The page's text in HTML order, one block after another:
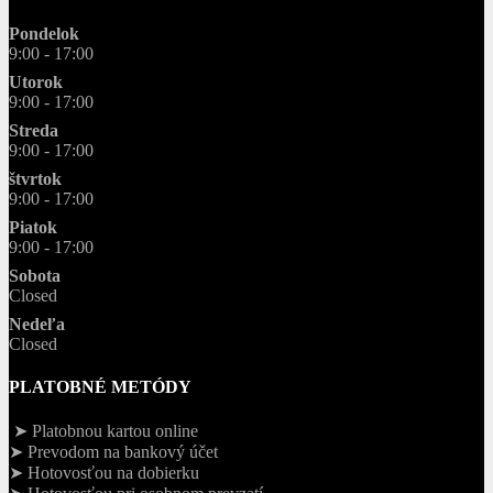
Pondelok
9:00 - 17:00
Utorok
9:00 - 17:00
Streda
9:00 - 17:00
štvrtok
9:00 - 17:00
Piatok
9:00 - 17:00
Sobota
Closed
Nedeľa
Closed
PLATOBNÉ METÓDY
➤ Platobnou kartou online
➤ Prevodom na bankový účet
➤ Hotovosťou na dobierku